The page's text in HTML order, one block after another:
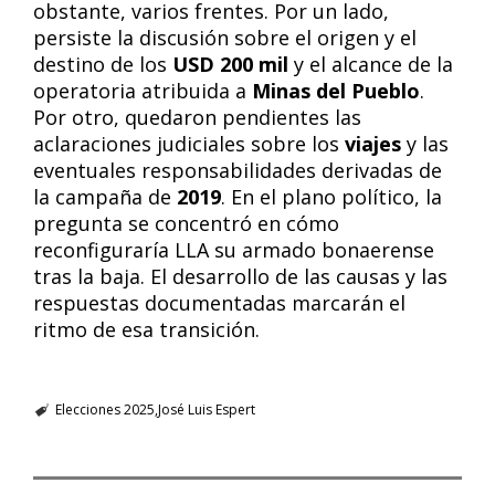
obstante, varios frentes. Por un lado,
persiste la discusión sobre el origen y el
destino de los USD 200 mil y el alcance de la
operatoria atribuida a Minas del Pueblo.
Por otro, quedaron pendientes las
aclaraciones judiciales sobre los viajes y las
eventuales responsabilidades derivadas de
la campaña de 2019. En el plano político, la
pregunta se concentró en cómo
reconfiguraría LLA su armado bonaerense
tras la baja. El desarrollo de las causas y las
respuestas documentadas marcarán el
ritmo de esa transición.
Elecciones 2025 José Luis Espert